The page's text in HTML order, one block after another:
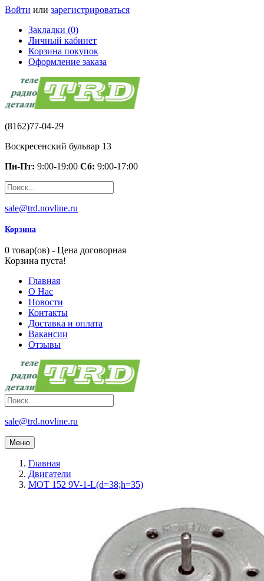
Войти или зарегистрироваться
Закладки (0)
Личный кабинет
Корзина покупок
Оформление заказа
(8162)77-04-29
Воскресенский бульвар 13
Пн-Пт: 9:00-19:00 Сб: 9:00-17:00
sale@trd.novline.ru
Корзина
0 товар(ов) - Цена договорная
Корзина пуста!
Главная
О Нас
Новости
Контакты
Доставка и оплата
Вакансии
Отзывы
sale@trd.novline.ru
Меню
Главная
Двигатели
МОТ 152 9V-1-L(d=38;h=35)